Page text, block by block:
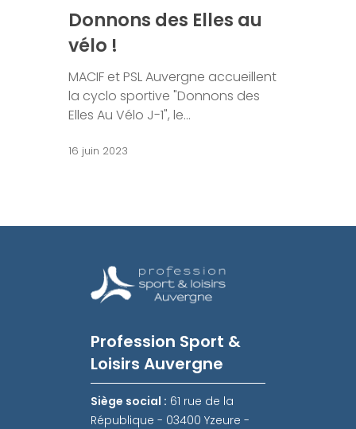
Donnons des Elles au
vélo !
MACIF et PSL Auvergne accueillent
la cyclo sportive "Donnons des
Elles Au Vélo J-1", le…
16 juin 2023
Profession Sport &
Loisirs Auvergne
Siège social : 61 rue de la
République - 03400 Yzeure -